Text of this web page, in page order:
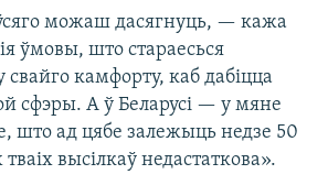
можаш дасягнуць, — кажа
ўмовы, што стараесься
свайго камфорту, каб дабіцца
сфэры. А ў Беларусі — у мяне
што ад цябе залежыць недзе 50
высілкаў недастаткова».